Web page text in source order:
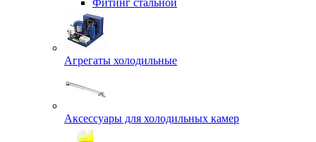
Фитинг стальной
Агрегаты холодильные
Аксессуары для холодильных камер